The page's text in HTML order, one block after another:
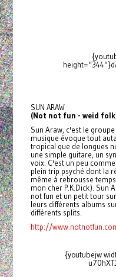
SUN ARAW
(Not not fun - weid
Sun Araw, c'est le
musique évoque tout
tropical que de longues
une simple guitare, un
voix. C'est un peu
plein trip psyché dont la
même à rebrousse
mon cher P.K.Dick). Sun
not fun et un petit tour
leurs différents albums
différents splits.
http://
{youtubejw